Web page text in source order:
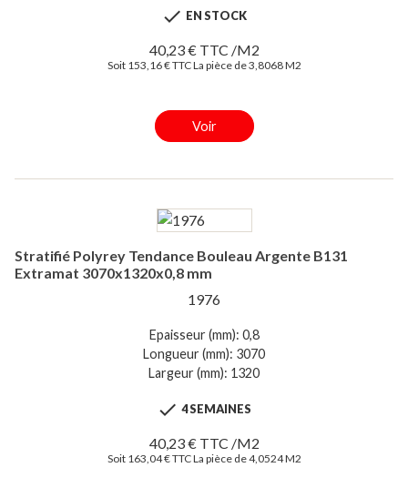
 EN STOCK
40,23 € TTC /M2
Soit 153,16 € TTC La pièce de 3,8068 M2
Voir
Stratifié Polyrey Tendance Bouleau Argente B131
Extramat 3070x1320x0,8 mm
1976
Epaisseur (mm): 0,8
Longueur (mm): 3070
Largeur (mm): 1320
 4 SEMAINES
40,23 € TTC /M2
Soit 163,04 € TTC La pièce de 4,0524 M2